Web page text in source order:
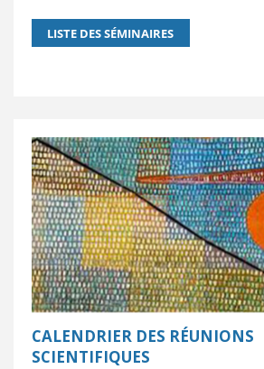
CALENDRIER DES RÉUNIONS
SCIENTIFIQUES